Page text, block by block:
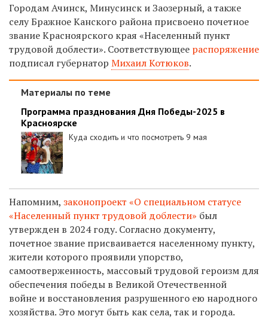
Городам Ачинск, Минусинск и Заозерный, а также
селу Бражное Канского района присвоено почетное
звание Красноярского края «Населенный пункт
трудовой доблести». Соответствующее распоряжение
подписал губернатор Михаил Котюков.
Материалы по теме
Программа празднования Дня Победы-2025 в
Красноярске
Куда сходить и что посмотреть 9 мая
Напомним, законопроект «О специальном статусе
«Населенный пункт трудовой доблести» был
утвержден в 2024 году. Согласно документу,
почетное звание присваивается населенному пункту,
жители которого проявили упорство,
самоотверженность, массовый трудовой героизм для
обеспечения победы в Великой Отечественной
войне и восстановления разрушенного ею народного
хозяйства. Это могут быть как села, так и города.